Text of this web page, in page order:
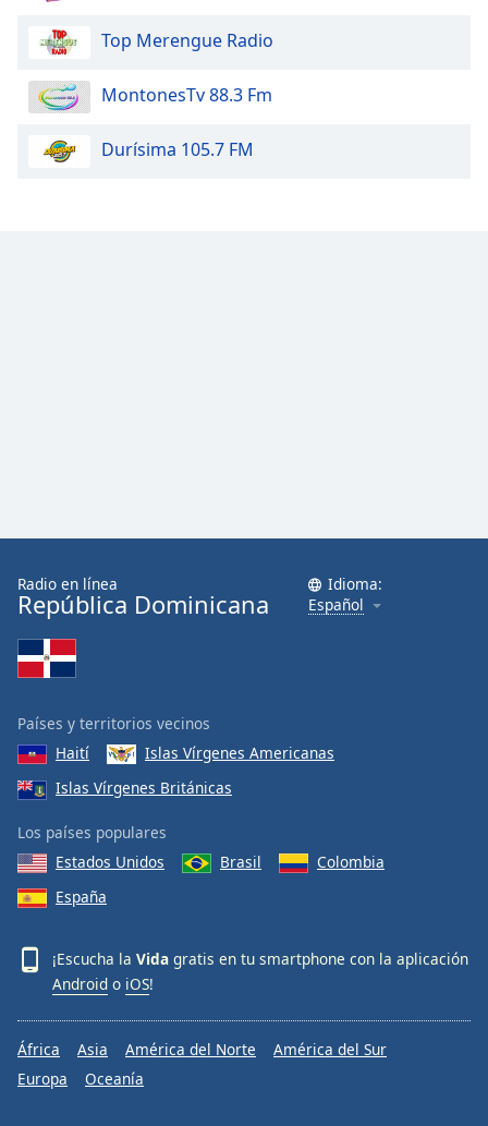
Top Merengue Radio
MontonesTv 88.3 Fm
Durísima 105.7 FM
Radio en línea
República Dominicana
Idioma:
Español
Países y territorios vecinos
Haití
Islas Vírgenes Americanas
Islas Vírgenes Británicas
Los países populares
Estados Unidos
Brasil
Colombia
España
¡Escucha la Vida gratis en tu smartphone con la aplicación
Android o iOS!
África Asia América del Norte
América del Sur
Europa
Oceanía